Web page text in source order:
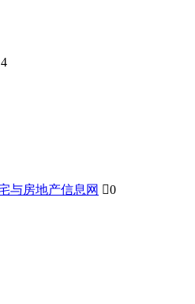
4
与房地产信息网 0